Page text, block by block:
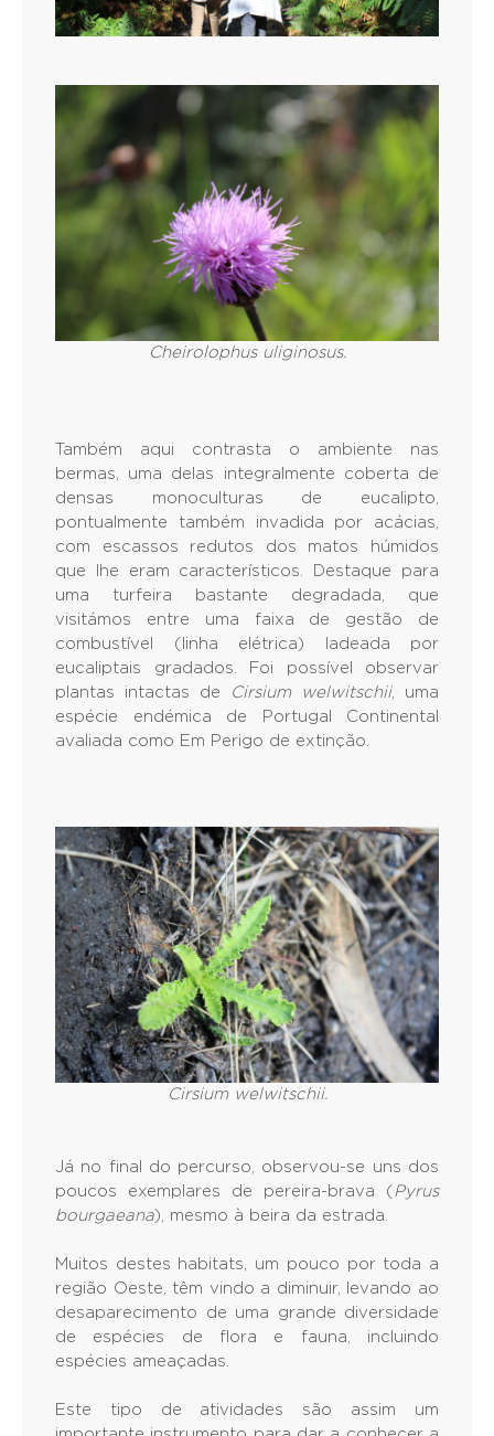
Cheirolophus uliginosus.
Também aqui contrasta o ambiente nas
bermas, uma delas integralmente coberta de
densas monoculturas de eucalipto,
pontualmente também invadida por acácias,
com escassos redutos dos matos húmidos
que lhe eram característicos. Destaque para
uma turfeira bastante degradada, que
visitámos entre uma faixa de gestão de
combustível (linha elétrica) ladeada por
eucaliptais gradados. Foi possível observar
plantas intactas de
Cirsium welwitschii, uma
espécie endémica de Portugal Continental
avaliada como Em Perigo de extinção.
Cirsium welwitschii.
Já no final do percurso, observou-se uns dos
poucos exemplares de pereira-brava ( Pyrus
bourgaeana), mesmo à beira da estrada.
Muitos destes habitats, um pouco por toda a
região Oeste, têm vindo a diminuir, levando ao
desaparecimento de uma grande diversidade
de espécies de flora e fauna, incluindo
espécies ameaçadas.
Este tipo de atividades são assim um